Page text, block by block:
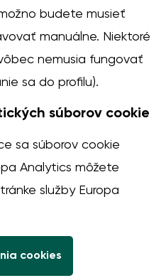
budete musieť
manuálne. Niektoré
nemusia fungovať
sa do profilu).
súborov cookie
sa súborov cookie
Analytics môžete
služby Europa
cookies